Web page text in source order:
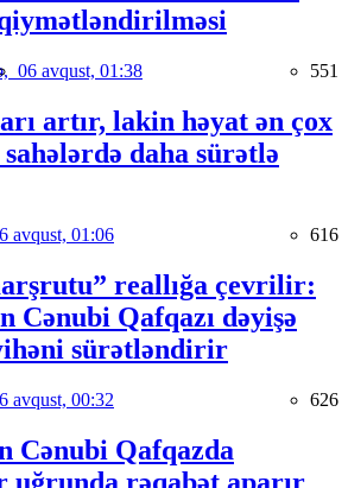
06 avqust, 01:38 551
artır, lakin həyat ən çox
daha sürətlə
avqust, 01:06 616
reallığa çevrilir:
Cənubi Qafqazı dəyişə
sürətləndirir
avqust, 00:32 626
Cənubi Qafqazda